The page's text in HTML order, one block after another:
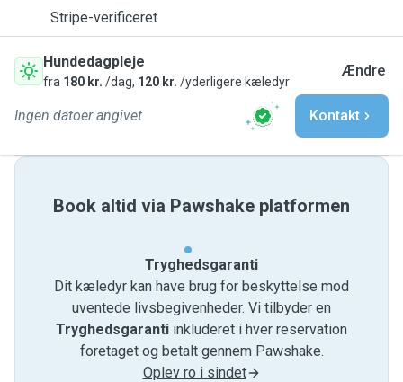
Stripe-verificeret
Hundedagpleje
fra 180 kr. /dag, 120 kr. /yderligere kæledyr
Ændre
Ingen datoer angivet Kontakt
Book altid via Pawshake platformen
Tryghedsgaranti
Dit kæledyr kan have brug for beskyttelse mod
uventede livsbegivenheder. Vi tilbyder en
Tryghedsgaranti inkluderet i hver reservation
foretaget og betalt gennem Pawshake.
Oplev ro i sindet